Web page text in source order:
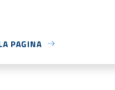
PAGINA